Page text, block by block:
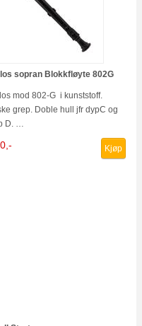
sopran Blokkfløyte 802G
mod 802-G i kunststoff.
grep. Doble hull jfr dypC og
D. …
Kjøp